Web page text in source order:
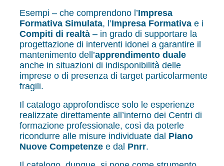
Esempi – che comprendono l’Impresa
Formativa Simulata, l’Impresa Formativa e i
Compiti di realtà – in grado di supportare la
progettazione di interventi idonei a garantire il
mantenimento dell’apprendimento duale
anche in situazioni di indisponibilità delle
imprese o di presenza di target particolarmente
fragili.
Il catalogo approfondisce solo le esperienze
realizzate direttamente all’interno dei Centri di
formazione professionale, così da poterle
ricondurre alle misure individuate dal Piano
Nuove Competenze e dal Pnrr.